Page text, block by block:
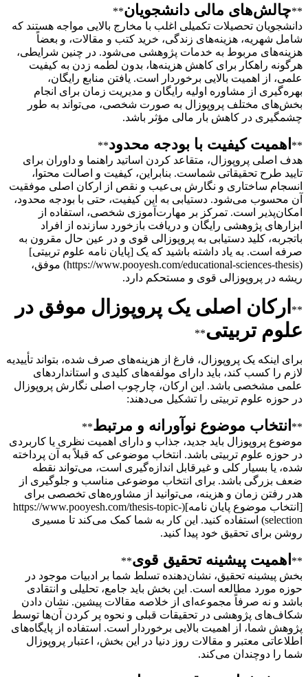
**چالش‌های مالی دانشجویان**
دانشجویان تحصیلات تکمیلی اغلب با مخارج بالایی مواجه هستند که
شامل شهریه، هزینه‌های زندگی، خرید کتب و مقالات، و بعضاً
هزینه‌های مربوط به خدمات پژوهشی می‌شود. در چنین شرایطی،
هرگونه راهکار برای کاهش هزینه‌ها، بدون لطمه زدن به کیفیت
علمی، از اهمیت بالایی برخوردار است. یافتن منابع رایگان،
بهره‌گیری از مشاوره اولیه رایگان و مدیریت زمان برای انجام
بخش‌های مختلف پروپوزال به صورت شخصی، می‌تواند به طور
چشمگیری در کاهش بار مالی مؤثر باشد.
** اهمیت کیفیت با بودجه محدود**
هدف اصلی پروپوزال، متقاعد کردن اساتید راهنما و داوران برای
تایید طرح تحقیقاتی شماست. بنابراین، کیفیت و اصالت محتوا،
انسجام ساختاری و نگارش بی‌عیب و نقص از ارکان اصلی موفقیت
آن محسوب می‌شود. دستیابی به این کیفیت، حتی با بودجه محدود،
امکان‌پذیر است. تمرکز بر مهارت‌آموزی شخصی، استفاده از
ابزارهای پژوهشی رایگان و دریافت بازخورد سازنده از افراد
باتجربه، کلید دستیابی به پروپوزالی قوی و در عین حال مقرون به
صرفه است. به یاد داشته باشید که یک [پایان نامه علوم تربیتی]
(https://www.pooyesh.com/educational-sciences-thesis) موفق،
ریشه در پروپوزالی قوی و مستحکم دارد.
** ارکان اصلی یک پروپوزال موفق در
علوم تربیتی**
برای اینکه یک پروپوزال، فارغ از هزینه‌های صرف شده، بتواند تأییدیه
لازم را کسب کند، باید دارای مولفه‌های کلیدی و استانداردهای
علمی مشخصی باشد. این ارکان، چارچوب اصلی نگارش پروپوزال
در حوزه علوم تربیتی را تشکیل می‌دهند:
** انتخاب موضوع نوآورانه و مرتبط**
موضوع پروپوزال باید جدید، جذاب و دارای اهمیت نظری یا کاربردی
در حوزه علوم تربیتی باشد. انتخاب موضوعی که قبلاً به آن پرداخته
شده، یا بسیار کلی و غیرقابل اندازه‌گیری است، می‌تواند نقطه
ضعف بزرگی باشد. برای انتخاب موضوعی مناسب و جلوگیری از
هدر رفتن زمان و هزینه، می‌توانید از مشاوره‌های تخصصی برای
[انتخاب موضوع پایان نامه](https://www.pooyesh.com/thesis-topic-
selection) استفاده کنید. این کار به شما کمک می‌کند تا مسیری
روشن برای تحقیق خود پیدا کنید.
** اهمیت پیشینه تحقیق قوی**
بخش پیشینه تحقیق، نشان‌دهنده تسلط شما بر ادبیات موجود در
حوزه مورد مطالعه است. این بخش باید جامع، تحلیلی و انتقادی
باشد و نه صرفاً مجموعه‌ای از خلاصه‌ مقالات پیشین. نشان دادن
شکاف‌های پژوهشی در تحقیقات قبلی و نحوه پر کردن آن‌ها توسط
پژوهش شما، از اهمیت بالایی برخوردار است. استفاده از پایگاه‌های
اطلاعاتی معتبر و مقالات روز دنیا در این بخش، اعتبار پروپوزال
شما را دوچندان می‌کند.